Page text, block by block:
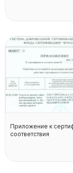
Приложение к
соответствия